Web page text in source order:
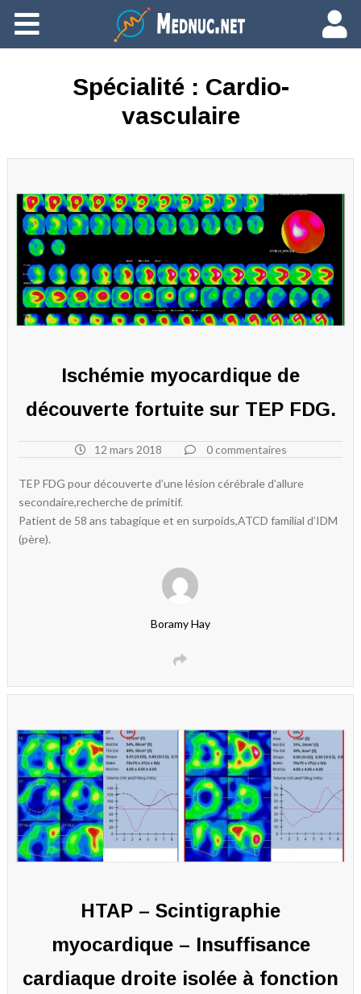
Ajouter du contenu
Spécialité : Cardio-
vasculaire
Ischémie myocardique de
découverte fortuite sur TEP FDG.
12 mars 2018 0 commentaires
TEP FDG pour découverte d’une lésion cérébrale d’allure
secondaire,recherche de primitif.
Patient de 58 ans tabagique et en surpoids,ATCD familial d’IDM
(père).
Boramy Hay
HTAP – Scintigraphie
myocardique – Insuffisance
cardiaque droite isolée à fonction